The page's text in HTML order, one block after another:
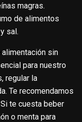
magras.
de alimentos
sal.
sin
para nuestro
regular la
Te recomendamos
te cuesta beber
o menta para